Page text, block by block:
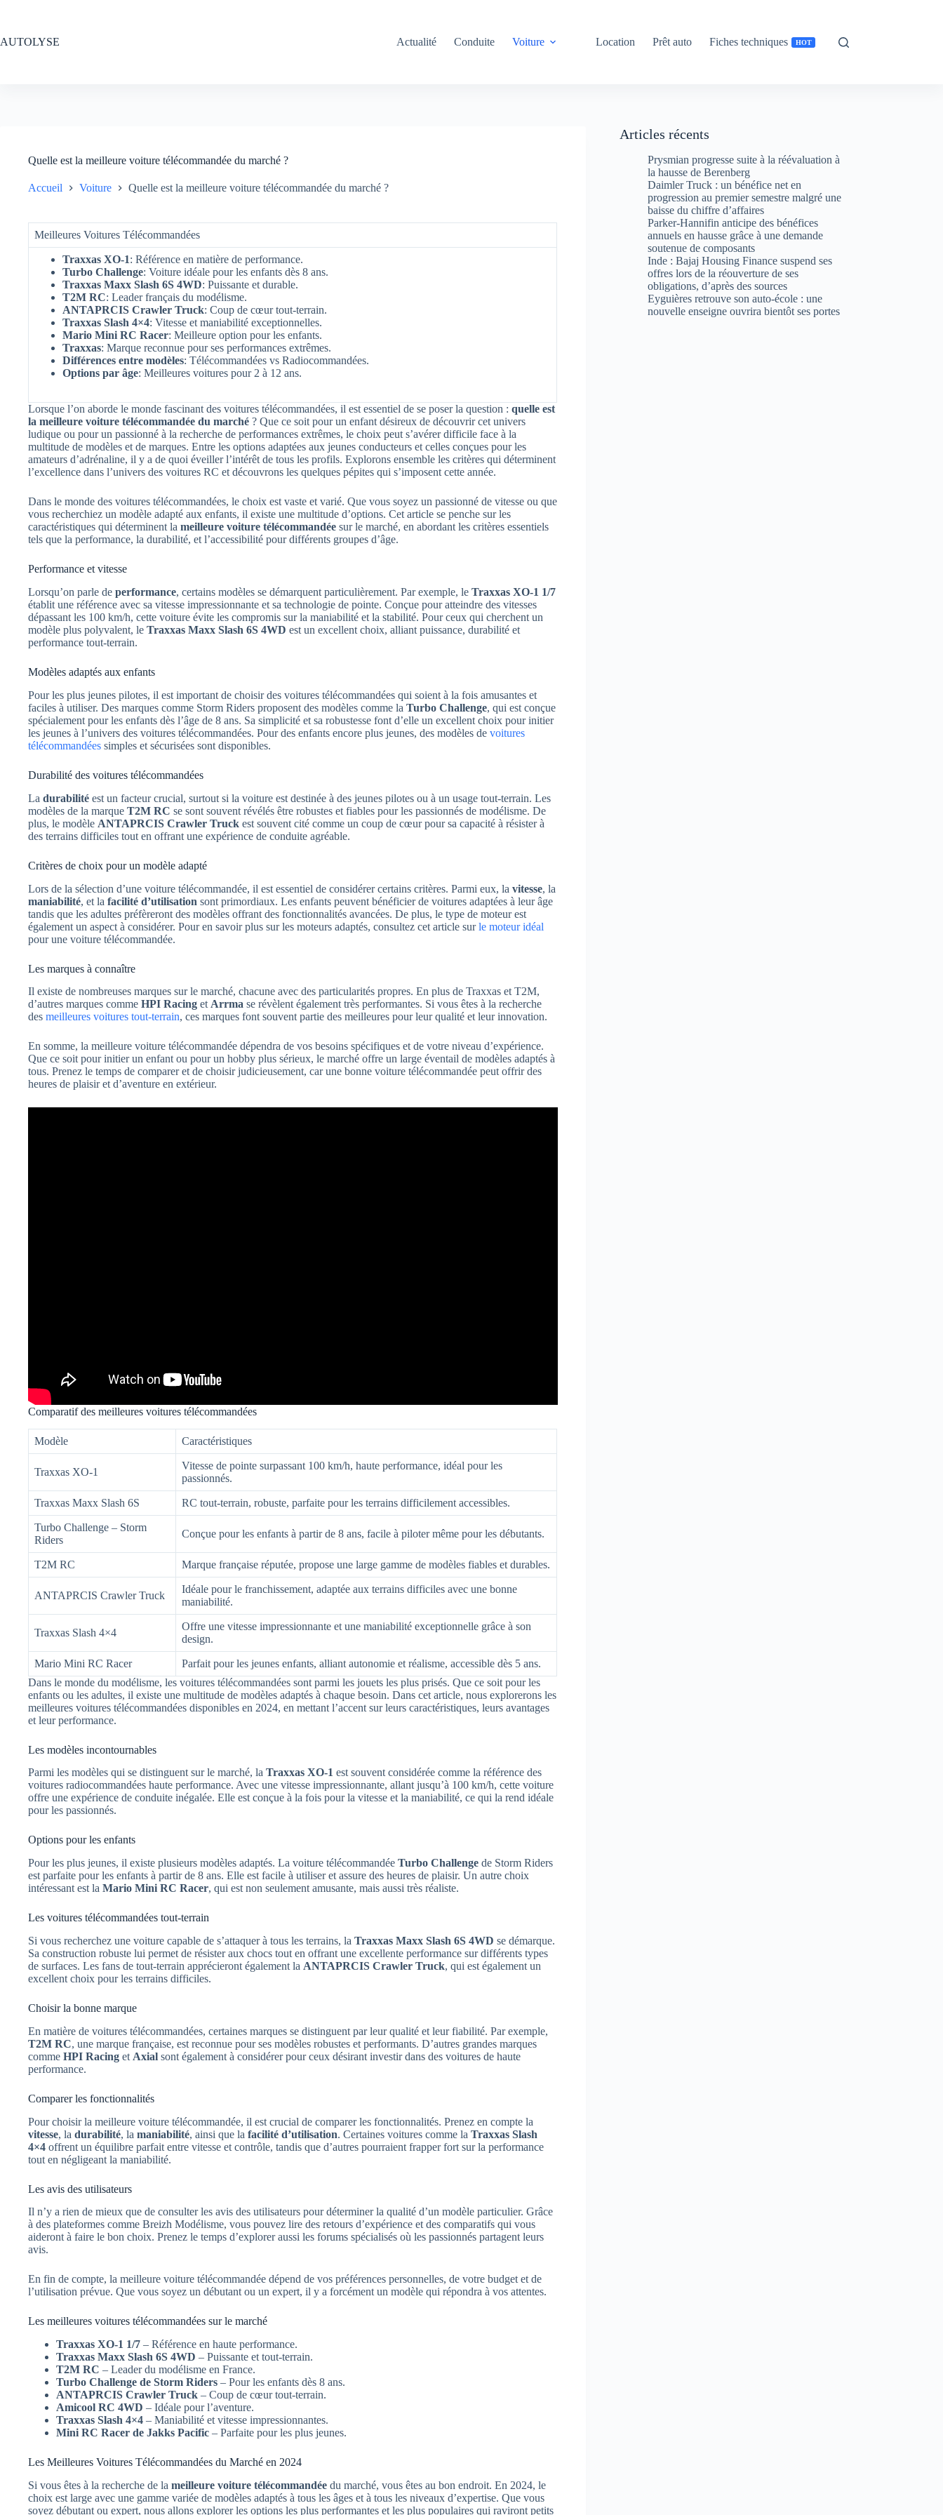
AUTOLYSE
Actualité Conduite Voiture Location Prêt auto Fiches techniques HOT
Quelle est la meilleure voiture télécommandée du marché ?
Accueil Voiture Quelle est la meilleure voiture télécommandée du marché ?
Meilleures Voitures Télécommandées
Traxxas XO-1: Référence en matière de performance.
Turbo Challenge: Voiture idéale pour les enfants dès 8 ans.
Traxxas Maxx Slash 6S 4WD: Puissante et durable.
T2M RC: Leader français du modélisme.
ANTAPRCIS Crawler Truck: Coup de cœur tout-terrain.
Traxxas Slash 4×4: Vitesse et maniabilité exceptionnelles.
Mario Mini RC Racer: Meilleure option pour les enfants.
Traxxas: Marque reconnue pour ses performances extrêmes.
Différences entre modèles: Télécommandées vs Radiocommandées.
Options par âge: Meilleures voitures pour 2 à 12 ans.
Lorsque l’on aborde le monde fascinant des voitures télécommandées, il est essentiel de se poser la question : quelle est
la meilleure voiture télécommandée du marché ? Que ce soit pour un enfant désireux de découvrir cet univers
ludique ou pour un passionné à la recherche de performances extrêmes, le choix peut s’avérer difficile face à la
multitude de modèles et de marques. Entre les options adaptées aux jeunes conducteurs et celles conçues pour les
amateurs d’adrénaline, il y a de quoi éveiller l’intérêt de tous les profils. Explorons ensemble les critères qui déterminent
l’excellence dans l’univers des voitures RC et découvrons les quelques pépites qui s’imposent cette année.
Dans le monde des voitures télécommandées, le choix est vaste et varié. Que vous soyez un passionné de vitesse ou que
vous recherchiez un modèle adapté aux enfants, il existe une multitude d’options. Cet article se penche sur les
caractéristiques qui déterminent la meilleure voiture télécommandée sur le marché, en abordant les critères essentiels
tels que la performance, la durabilité, et l’accessibilité pour différents groupes d’âge.
Performance et vitesse
Lorsqu’on parle de performance, certains modèles se démarquent particulièrement. Par exemple, le Traxxas XO-1 1/7
établit une référence avec sa vitesse impressionnante et sa technologie de pointe. Conçue pour atteindre des vitesses
dépassant les 100 km/h, cette voiture évite les compromis sur la maniabilité et la stabilité. Pour ceux qui cherchent un
modèle plus polyvalent, le Traxxas Maxx Slash 6S 4WD est un excellent choix, alliant puissance, durabilité et
performance tout-terrain.
Modèles adaptés aux enfants
Pour les plus jeunes pilotes, il est important de choisir des voitures télécommandées qui soient à la fois amusantes et
faciles à utiliser. Des marques comme Storm Riders proposent des modèles comme la Turbo Challenge, qui est conçue
spécialement pour les enfants dès l’âge de 8 ans. Sa simplicité et sa robustesse font d’elle un excellent choix pour initier
les jeunes à l’univers des voitures télécommandées. Pour des enfants encore plus jeunes, des modèles de voitures
télécommandées simples et sécurisées sont disponibles.
Durabilité des voitures télécommandées
La durabilité est un facteur crucial, surtout si la voiture est destinée à des jeunes pilotes ou à un usage tout-terrain. Les
modèles de la marque T2M RC se sont souvent révélés être robustes et fiables pour les passionnés de modélisme. De
plus, le modèle ANTAPRCIS Crawler Truck est souvent cité comme un coup de cœur pour sa capacité à résister à
des terrains difficiles tout en offrant une expérience de conduite agréable.
Critères de choix pour un modèle adapté
Lors de la sélection d’une voiture télécommandée, il est essentiel de considérer certains critères. Parmi eux, la vitesse, la
maniabilité, et la facilité d’utilisation sont primordiaux. Les enfants peuvent bénéficier de voitures adaptées à leur âge
tandis que les adultes préfèreront des modèles offrant des fonctionnalités avancées. De plus, le type de moteur est
également un aspect à considérer. Pour en savoir plus sur les moteurs adaptés, consultez cet article surle moteur idéal
pour une voiture télécommandée.
Les marques à connaître
Il existe de nombreuses marques sur le marché, chacune avec des particularités propres. En plus de Traxxas et T2M,
d’autres marques comme HPI Racing et Arrma se révèlent également très performantes. Si vous êtes à la recherche
des meilleures voitures tout-terrain, ces marques font souvent partie des meilleures pour leur qualité et leur innovation.
En somme, la meilleure voiture télécommandée dépendra de vos besoins spécifiques et de votre niveau d’expérience.
Que ce soit pour initier un enfant ou pour un hobby plus sérieux, le marché offre un large éventail de modèles adaptés à
tous. Prenez le temps de comparer et de choisir judicieusement, car une bonne voiture télécommandée peut offrir des
heures de plaisir et d’aventure en extérieur.
Comparatif des meilleures voitures télécommandées
Modèle Caractéristiques
Traxxas XO-1
Vitesse de pointe surpassant 100 km/h, haute performance, idéal pour les
passionnés.
Traxxas Maxx Slash 6S RC tout-terrain, robuste, parfaite pour les terrains difficilement accessibles.
Turbo Challenge – Storm
Riders
Conçue pour les enfants à partir de 8 ans, facile à piloter même pour les débutants.
T2M RC Marque française réputée, propose une large gamme de modèles fiables et durables.
ANTAPRCIS Crawler Truck
Idéale pour le franchissement, adaptée aux terrains difficiles avec une bonne
maniabilité.
Traxxas Slash 4×4
Offre une vitesse impressionnante et une maniabilité exceptionnelle grâce à son
design.
Mario Mini RC Racer
Parfait pour les jeunes enfants, alliant autonomie et réalisme, accessible dès 5 ans.
Dans le monde du modélisme, les voitures télécommandées sont parmi les jouets les plus prisés. Que ce soit pour les
enfants ou les adultes, il existe une multitude de modèles adaptés à chaque besoin. Dans cet article, nous explorerons les
meilleures voitures télécommandées disponibles en 2024, en mettant l’accent sur leurs caractéristiques, leurs avantages
et leur performance.
Les modèles incontournables
Parmi les modèles qui se distinguent sur le marché, la Traxxas XO-1 est souvent considérée comme la référence des
voitures radiocommandées haute performance. Avec une vitesse impressionnante, allant jusqu’à 100 km/h, cette voiture
offre une expérience de conduite inégalée. Elle est conçue à la fois pour la vitesse et la maniabilité, ce qui la rend idéale
pour les passionnés.
Options pour les enfants
Pour les plus jeunes, il existe plusieurs modèles adaptés. La voiture télécommandée Turbo Challenge de Storm Riders
est parfaite pour les enfants à partir de 8 ans. Elle est facile à utiliser et assure des heures de plaisir. Un autre choix
intéressant est la Mario Mini RC Racer, qui est non seulement amusante, mais aussi très réaliste.
Les voitures télécommandées tout-terrain
Si vous recherchez une voiture capable de s’attaquer à tous les terrains, la Traxxas Maxx Slash 6S 4WD se démarque.
Sa construction robuste lui permet de résister aux chocs tout en offrant une excellente performance sur différents types
de surfaces. Les fans de tout-terrain apprécieront également la ANTAPRCIS Crawler Truck, qui est également un
excellent choix pour les terrains difficiles.
Choisir la bonne marque
En matière de voitures télécommandées, certaines marques se distinguent par leur qualité et leur fiabilité. Par exemple,
T2M RC, une marque française, est reconnue pour ses modèles robustes et performants. D’autres grandes marques
comme HPI Racing et Axial sont également à considérer pour ceux désirant investir dans des voitures de haute
performance.
Comparer les fonctionnalités
Pour choisir la meilleure voiture télécommandée, il est crucial de comparer les fonctionnalités. Prenez en compte la
vitesse, la durabilité, la maniabilité, ainsi que la facilité d’utilisation. Certaines voitures comme la Traxxas Slash
4×4 offrent un équilibre parfait entre vitesse et contrôle, tandis que d’autres pourraient frapper fort sur la performance
tout en négligeant la maniabilité.
Les avis des utilisateurs
Il n’y a rien de mieux que de consulter les avis des utilisateurs pour déterminer la qualité d’un modèle particulier. Grâce
à des plateformes comme Breizh Modélisme, vous pouvez lire des retours d’expérience et des comparatifs qui vous
aideront à faire le bon choix. Prenez le temps d’explorer aussi les forums spécialisés où les passionnés partagent leurs
avis.
En fin de compte, la meilleure voiture télécommandée dépend de vos préférences personnelles, de votre budget et de
l’utilisation prévue. Que vous soyez un débutant ou un expert, il y a forcément un modèle qui répondra à vos attentes.
Les meilleures voitures télécommandées sur le marché
Traxxas XO-1 1/7 – Référence en haute performance.
Traxxas Maxx Slash 6S 4WD – Puissante et tout-terrain.
T2M RC – Leader du modélisme en France.
Turbo Challenge de Storm Riders – Pour les enfants dès 8 ans.
ANTAPRCIS Crawler Truck – Coup de cœur tout-terrain.
Amicool RC 4WD – Idéale pour l’aventure.
Traxxas Slash 4×4 – Maniabilité et vitesse impressionnantes.
Mini RC Racer de Jakks Pacific – Parfaite pour les plus jeunes.
Les Meilleures Voitures Télécommandées du Marché en 2024
Si vous êtes à la recherche de la meilleure voiture télécommandée du marché, vous êtes au bon endroit. En 2024, le
choix est large avec une gamme variée de modèles adaptés à tous les âges et à tous les niveaux d’expertise. Que vous
soyez débutant ou expert, nous allons explorer les options les plus performantes et les plus populaires qui raviront petits
Articles récents
Prysmian progresse suite à la réévaluation à
la hausse de Berenberg
Daimler Truck : un bénéfice net en
progression au premier semestre malgré une
baisse du chiffre d’affaires
Parker-Hannifin anticipe des bénéfices
annuels en hausse grâce à une demande
soutenue de composants
Inde : Bajaj Housing Finance suspend ses
offres lors de la réouverture de ses
obligations, d’après des sources
Eyguières retrouve son auto-école : une
nouvelle enseigne ouvrira bientôt ses portes